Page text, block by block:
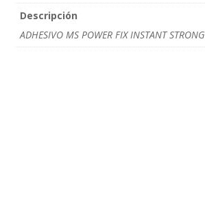
Descripción
ADHESIVO MS POWER FIX INSTANT STRONG